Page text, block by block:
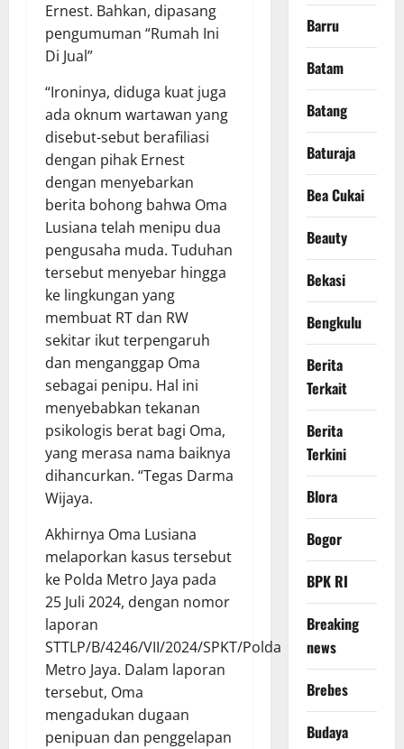
Ernest. Bahkan, dipasang
pengumuman “Rumah Ini
Di Jual”
“Ironinya, diduga kuat juga
ada oknum wartawan yang
disebut-sebut berafiliasi
dengan pihak Ernest
dengan menyebarkan
berita bohong bahwa Oma
Lusiana telah menipu dua
pengusaha muda. Tuduhan
tersebut menyebar hingga
ke lingkungan yang
membuat RT dan RW
sekitar ikut terpengaruh
dan menganggap Oma
sebagai penipu. Hal ini
menyebabkan tekanan
psikologis berat bagi Oma,
yang merasa nama baiknya
dihancurkan. “Tegas Darma
Wijaya.
Akhirnya Oma Lusiana
melaporkan kasus tersebut
ke Polda Metro Jaya pada
25 Juli 2024, dengan nomor
laporan
STTLP/B/4246/VII/2024/SPKT/Polda
Metro Jaya. Dalam laporan
tersebut, Oma
mengadukan dugaan
penipuan dan penggelapan
Barru
Batam
Batang
Baturaja
Bea Cukai
Beauty
Bekasi
Bengkulu
Berita
Terkait
Berita
Terkini
Blora
Bogor
BPK RI
Breaking
news
Brebes
Budaya